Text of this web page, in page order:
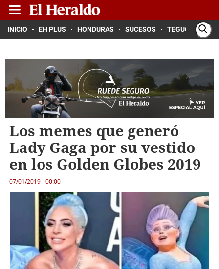
INICIO EH PLUS HONDURAS SUCESOS TEGUCIGALPA
Los memes que generó
Lady Gaga por su vestido
en los Golden Globes 2019
07/01/2019 - 00:00